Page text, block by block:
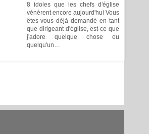
8 idoles que les chefs d'église
vénèrent encore aujourd'hui Vous
êtes-vous déjà demandé en tant
que dirigeant d'église, est-ce que
j'adore quelque chose ou
quelqu'un…